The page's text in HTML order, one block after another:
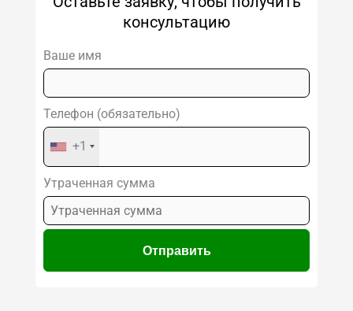
консультацию
Ваше имя
Телефон (обязательно)
+1
Утраченная сумма